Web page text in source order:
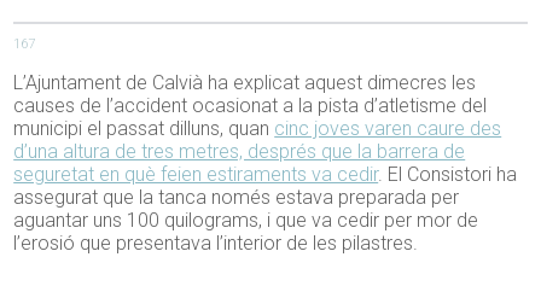
167
L’Ajuntament de Calvià ha explicat aquest dimecres les
causes de l’accident ocasionat a la pista d’atletisme del
municipi el passat dilluns, quan cinc joves varen caure des
d’una altura de tres metres, després que la barrera de
seguretat en què feien estiraments va cedir. El Consistori ha
assegurat que la tanca només estava preparada per
aguantar uns 100 quilograms, i que va cedir per mor de
l’erosió que presentava l’interior de les pilastres.